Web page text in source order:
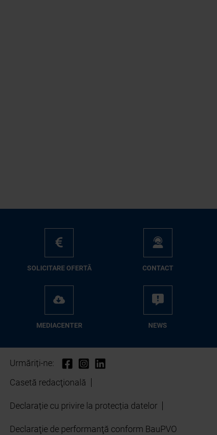
SO­LI­CI­TA­RE OFER­TĂ CON­TA­CT
ME­D­IA­CEN­TER NEWS
Urmăriți-ne:
Casetă redacţională
Declarație cu privire la protecția datelor
Declaraţie de performanţă conform BauPVO